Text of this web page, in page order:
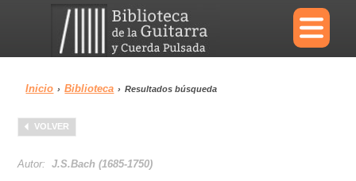
×
Menu
Biblioteca
Inicio › Biblioteca › Resultados búsqueda
VOLVER
Autor:J.S.Bach (1685-1750)